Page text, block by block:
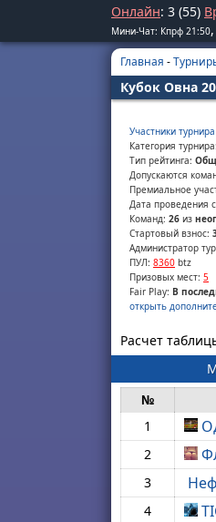
Онлайн: 3 (55)
Мини-Чат: Кпрф 21:50,
Главная -
Кубок Овна
Участники турнира
Категория турнира:
Тип рейтинга:
Допускаются
Премиальное
Дата проведения с
Команд: 26 из
Стартовый взнос:
Администратор
ПУЛ: 8360 btz
Призовых мест: 5
Fair Play: В
открыть
Расчет
№
1
2
3
4